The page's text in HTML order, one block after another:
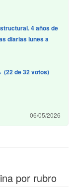
4 años de
diarias lunes a
(22 de 32 votos)
06/05/2026
por rubro